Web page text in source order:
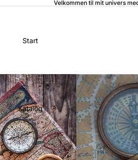
Velkommen til mit univers
Start
Katalog